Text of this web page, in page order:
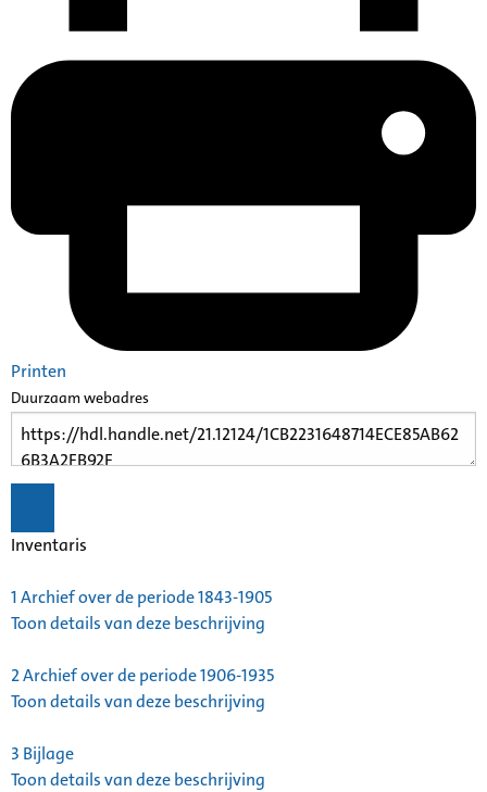
Printen
Duurzaam webadres
Inventaris
1Archief over de periode 1843-1905
Toon details van deze beschrijving
2Archief over de periode 1906-1935
Toon details van deze beschrijving
3 Bijlage
Toon details van deze beschrijving